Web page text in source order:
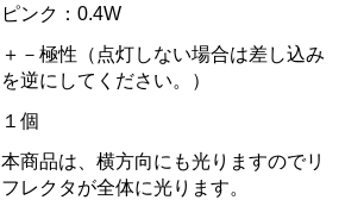
ピンク：0.4W
＋－極性（点灯しない場合は差し込み
を逆にしてください。）
１個
本商品は、横方向にも光りますのでリ
フレクタが全体に光ります。